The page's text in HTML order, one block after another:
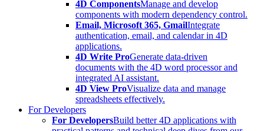
4D ComponentsManage and develop
components with modern dependency control.
Email, Microsoft 365, GmailIntegrate
authentication, email, and calendar in 4D
applications.
4D Write ProGenerate data-driven
documents with the 4D word processor and
integrated AI assistant.
4D View ProVisualize data and manage
spreadsheets effectively.
For Developers
For DevelopersBuild better 4D applications with